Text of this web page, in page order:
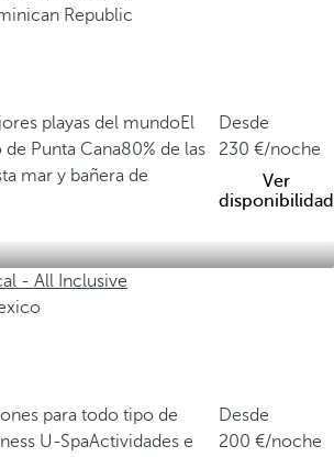
Republic
playas del mundoEl
Punta Cana80% de las
mar y bañera de
Desde
230
/noche
Ver
disponibilidad
- All Inclusive
para todo tipo de
U-SpaActividades e
Desde
200
/noche